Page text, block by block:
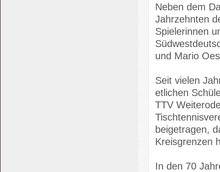
Neben dem
Jahrzehnten
Spielerinnen
und Mario
Seit vielen
etlichen
TTV
beigetragen,
Kreisgrenzen
In den 70